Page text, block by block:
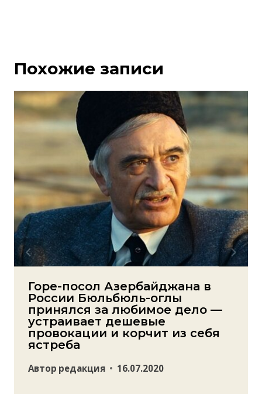
Похожие записи
Горе-посол Азербайджана в
России Бюльбюль-оглы
принялся за любимое дело —
устраивает дешевые
провокации и корчит из себя
ястреба
Автор редакция 16.07.2020